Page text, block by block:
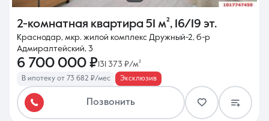
2-комнатная квартира 51 м², 16/19 эт.
Краснодар, мкр. жилой комплекс Дружный-2, б-р
Адмиралтейский, 3
6 700 000 ₽ 131 373 ₽/м²
В ипотеку от 73 682 ₽/мес Эксклюзив
Позвонить